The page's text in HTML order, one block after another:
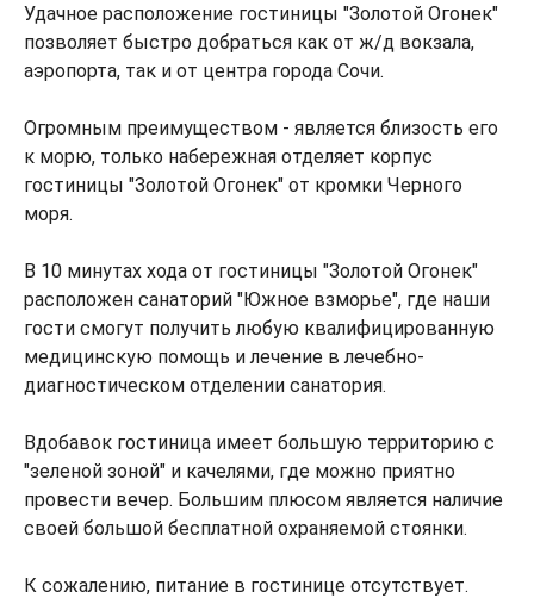
Удачное расположение гостиницы "Золотой Огонек"
позволяет быстро добраться как от ж/д вокзала,
аэропорта, так и от центра города Сочи.
Огромным преимуществом - является близость его
к морю, только набережная отделяет корпус
гостиницы "Золотой Огонек" от кромки Черного
моря.
В 10 минутах хода от гостиницы "Золотой Огонек"
расположен санаторий "Южное взморье", где наши
гости смогут получить любую квалифицированную
медицинскую помощь и лечение в лечебно-
диагностическом отделении санатория.
Вдобавок гостиница имеет большую территорию с
"зеленой зоной" и качелями, где можно приятно
провести вечер. Большим плюсом является наличие
своей большой бесплатной охраняемой стоянки.
К сожалению, питание в гостинице отсутствует.